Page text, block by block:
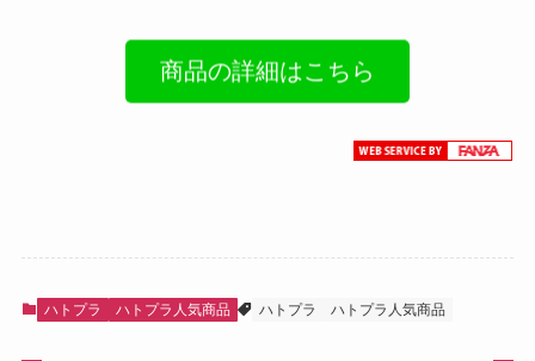
商品の詳細はこちら
ハトプラ ハトプラ人気商品 ハトプラ ハトプラ人気商品